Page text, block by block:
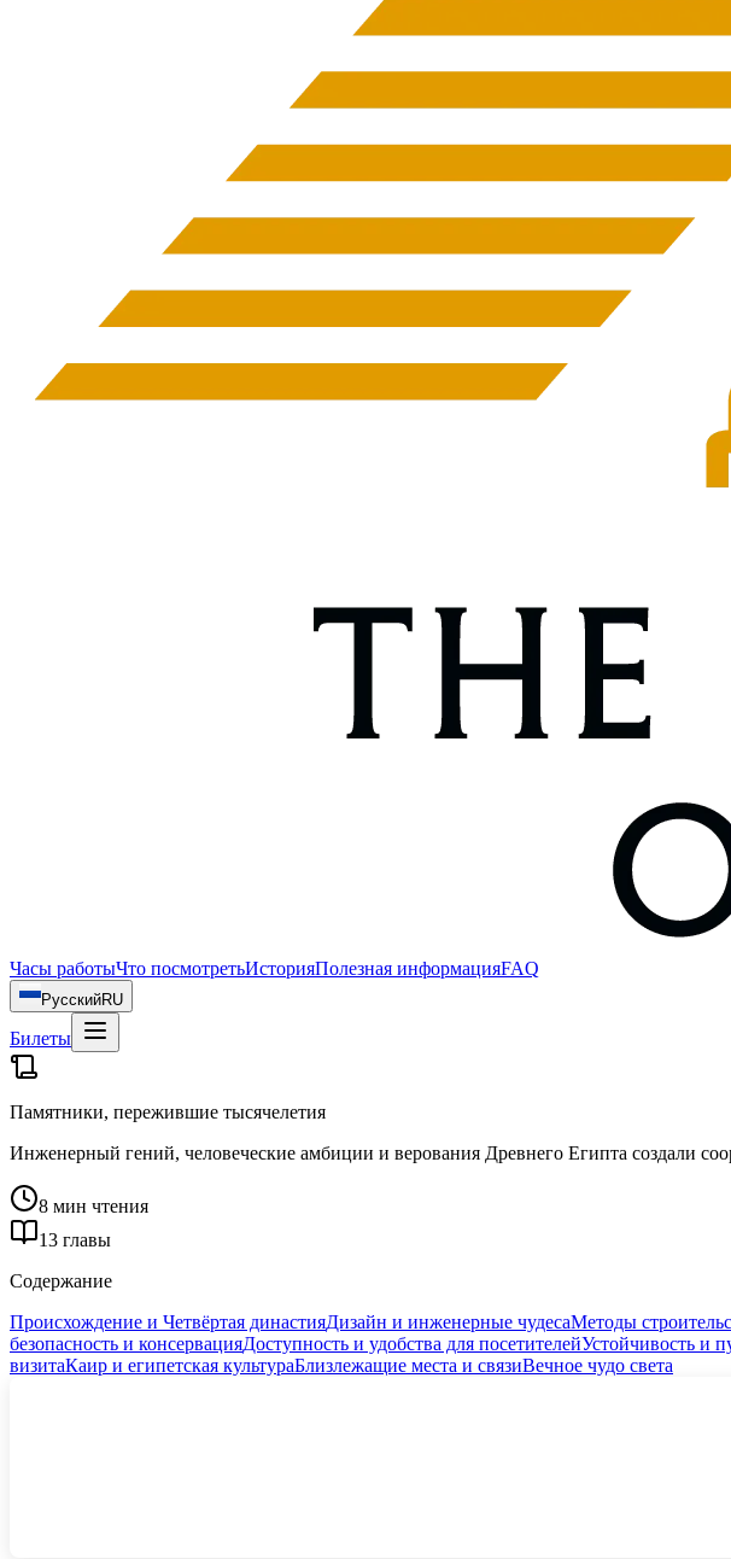
Часы работыЧто посмотретьИсторияПолезная информацияFAQ
РусскийRU
Билеты
Памятники, пережившие тысячелетия
Инженерный гений, человеческие амбиции и верования Древнего Египта создали
8 мин чтения
13 главы
Содержание
Происхождение и Четвёртая династияДизайн и инженерные чудесаМетоды
безопасность и консервацияДоступность и удобства для посетителейУстойчивость и
визитаКаир и египетская культураБлизлежащие места и связиВечное чудо света